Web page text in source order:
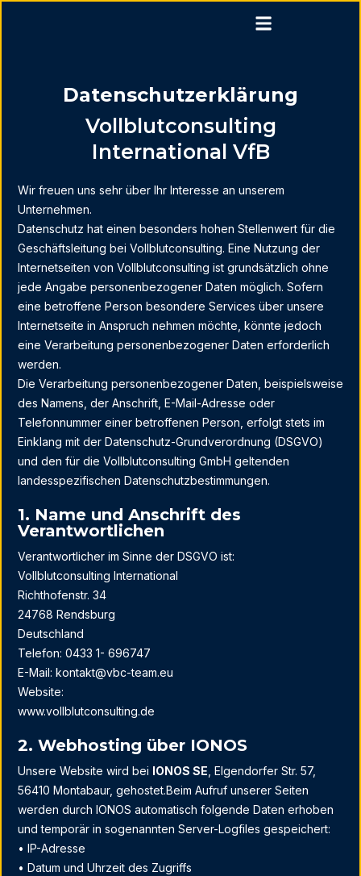
Datenschutzerklärung
Vollblutconsulting
International VfB
Wir freuen uns sehr über Ihr Interesse an unserem
Unternehmen.
Datenschutz hat einen besonders hohen Stellenwert für die
Geschäftsleitung bei Vollblutconsulting. Eine Nutzung der
Internetseiten von Vollblutconsulting ist grundsätzlich ohne
jede Angabe personenbezogener Daten möglich. Sofern
eine betroffene Person besondere Services über unsere
Internetseite in Anspruch nehmen möchte, könnte jedoch
eine Verarbeitung personenbezogener Daten erforderlich
werden.
Die Verarbeitung personenbezogener Daten, beispielsweise
des Namens, der Anschrift, E-Mail-Adresse oder
Telefonnummer einer betroffenen Person, erfolgt stets im
Einklang mit der Datenschutz-Grundverordnung (DSGVO)
und den für die Vollblutconsulting GmbH geltenden
landesspezifischen Datenschutzbestimmungen.
1. Name und Anschrift des
Verantwortlichen
Verantwortlicher im Sinne der DSGVO ist:
Vollblutconsulting International
Richthofenstr. 34
24768 Rendsburg
Deutschland
Telefon: 0433 1- 696747
E-Mail: kontakt@vbc-team.eu
Website:
www.vollblutconsulting.de
2. Webhosting über IONOS
Unsere Website wird bei IONOS SE , Elgendorfer Str. 57,
56410 Montabaur, gehostet.Beim Aufruf unserer Seiten
werden durch IONOS automatisch folgende Daten erhoben
und temporär in sogenannten Server-Logfiles gespeichert:
• IP-Adresse
• Datum und Uhrzeit des Zugriffs